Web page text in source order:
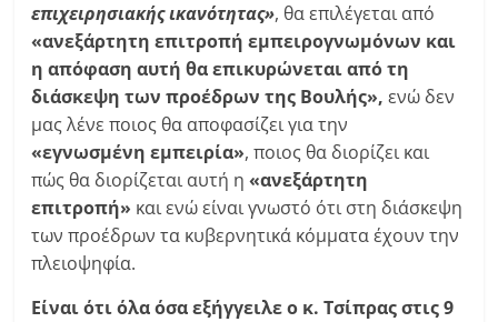
επιχειρησιακής ικανότητας», θα επιλέγεται από
«ανεξάρτητη επιτροπή εμπειρογνωμόνων και
η απόφαση αυτή θα επικυρώνεται από τη
διάσκεψη των προέδρων της Βουλής», ενώ δεν
μας λένε ποιος θα αποφασίζει για την
«εγνωσμένη εμπειρία», ποιος θα διορίζει και
πώς θα διορίζεται αυτή η«ανεξάρτητη
επιτροπή» και ενώ είναι γνωστό ότι στη διάσκεψη
των προέδρων τα κυβερνητικά κόμματα έχουν την
πλειοψηφία.
Είναι ότι όλα όσα εξήγγειλε ο κ. Τσίπρας στις 9